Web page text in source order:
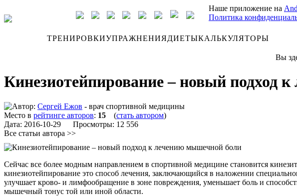
Наше приложение на
Политика
ТРЕНИРОВКИУПРАЖНЕНИЯДИЕТЫКАЛЬКУЛЯТОРЫ
Вы
Кинезиотейпирование – новый подход
Автор: Сергей Ежов - врач спортивной медицины
Место в рейтинге авторов: 15 (стать автором)
Дата: 2016-10-29 Просмотры: 12 556
Все статьи автора >>
Сейчас все более модным направлением в спортивной медицине становится
кинезиотейпирование это способ лечения, заключающийся в наложении
улучшает крово- и лимфообращение в зоне повреждения, уменьшает боль и
мышечный тонус той или иной области.